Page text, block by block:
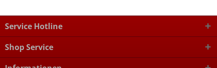
Service Hotline
Shop Service